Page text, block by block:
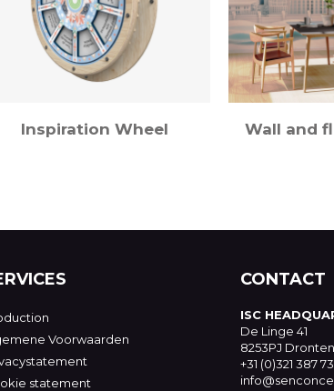
Inspiration Wheel Wall and
Voorwaarden
statement
CONTACT
ISC
De Linge 41
8253PJ
+31 (0)321 387